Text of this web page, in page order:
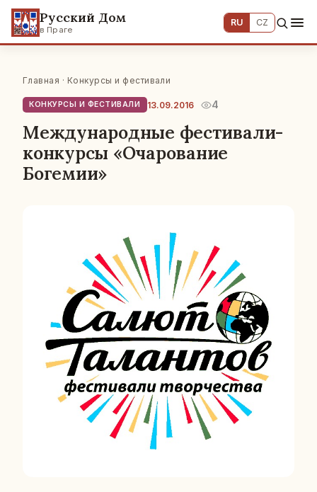
Русский Дом
в Праге
RU CZ
Главная · Конкурсы и фестивали
КОНКУРСЫ И ФЕСТИВАЛИ 13.09.2016 4
Международные фестивали-
конкурсы «Очарование
Богемии»